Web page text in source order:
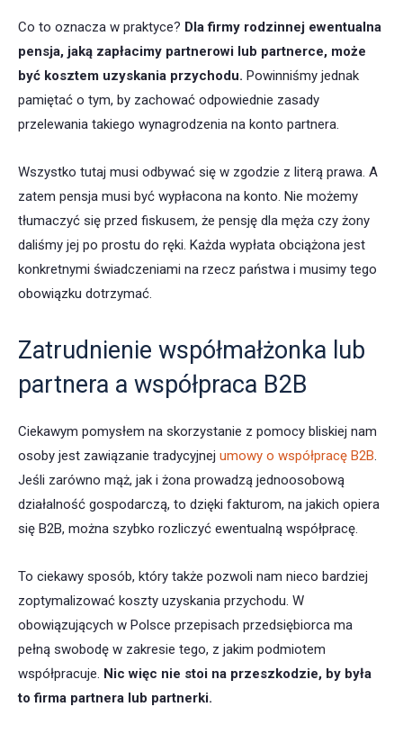
Co to oznacza w praktyce? Dla firmy rodzinnej ewentualna
pensja, jaką zapłacimy partnerowi lub partnerce, może
być kosztem uzyskania przychodu. Powinniśmy jednak
pamiętać o tym, by zachować odpowiednie zasady
przelewania takiego wynagrodzenia na konto partnera.
Wszystko tutaj musi odbywać się w zgodzie z literą prawa. A
zatem pensja musi być wypłacona na konto. Nie możemy
tłumaczyć się przed fiskusem, że pensję dla męża czy żony
daliśmy jej po prostu do ręki. Każda wypłata obciążona jest
konkretnymi świadczeniami na rzecz państwa i musimy tego
obowiązku dotrzymać.
Zatrudnienie współmałżonka lub
partnera a współpraca B2B
Ciekawym pomysłem na skorzystanie z pomocy bliskiej nam
osoby jest zawiązanie tradycyjnej umowy o współpracę B2B.
Jeśli zarówno mąż, jak i żona prowadzą jednoosobową
działalność gospodarczą, to dzięki fakturom, na jakich opiera
się B2B, można szybko rozliczyć ewentualną współpracę.
To ciekawy sposób, który także pozwoli nam nieco bardziej
zoptymalizować koszty uzyskania przychodu. W
obowiązujących w Polsce przepisach przedsiębiorca ma
pełną swobodę w zakresie tego, z jakim podmiotem
współpracuje. Nic więc nie stoi na przeszkodzie, by była
to firma partnera lub partnerki.